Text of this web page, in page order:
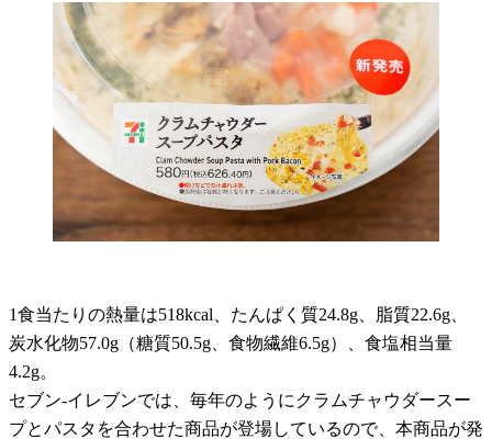
1食当たりの熱量は518kcal、たんぱく質24.8g、脂質22.6g、
炭水化物57.0g（糖質50.5g、食物繊維6.5g）、食塩相当量
4.2g。
セブン-イレブンでは、毎年のようにクラムチャウダースー
プとパスタを合わせた商品が登場しているので、本商品が発